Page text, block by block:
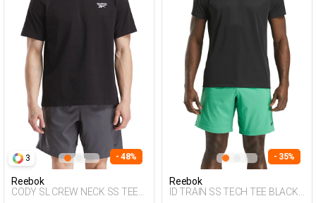
3 - 48%
Reebok
CODY SL CREW NECK SS TEE
- 35%
Reebok
ID TRAIN SS TECH TEE BLACK